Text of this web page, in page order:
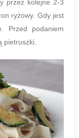
przez kolejne 2-3
ryżowy. Gdy jest
Przed podaniem
pietruszki.